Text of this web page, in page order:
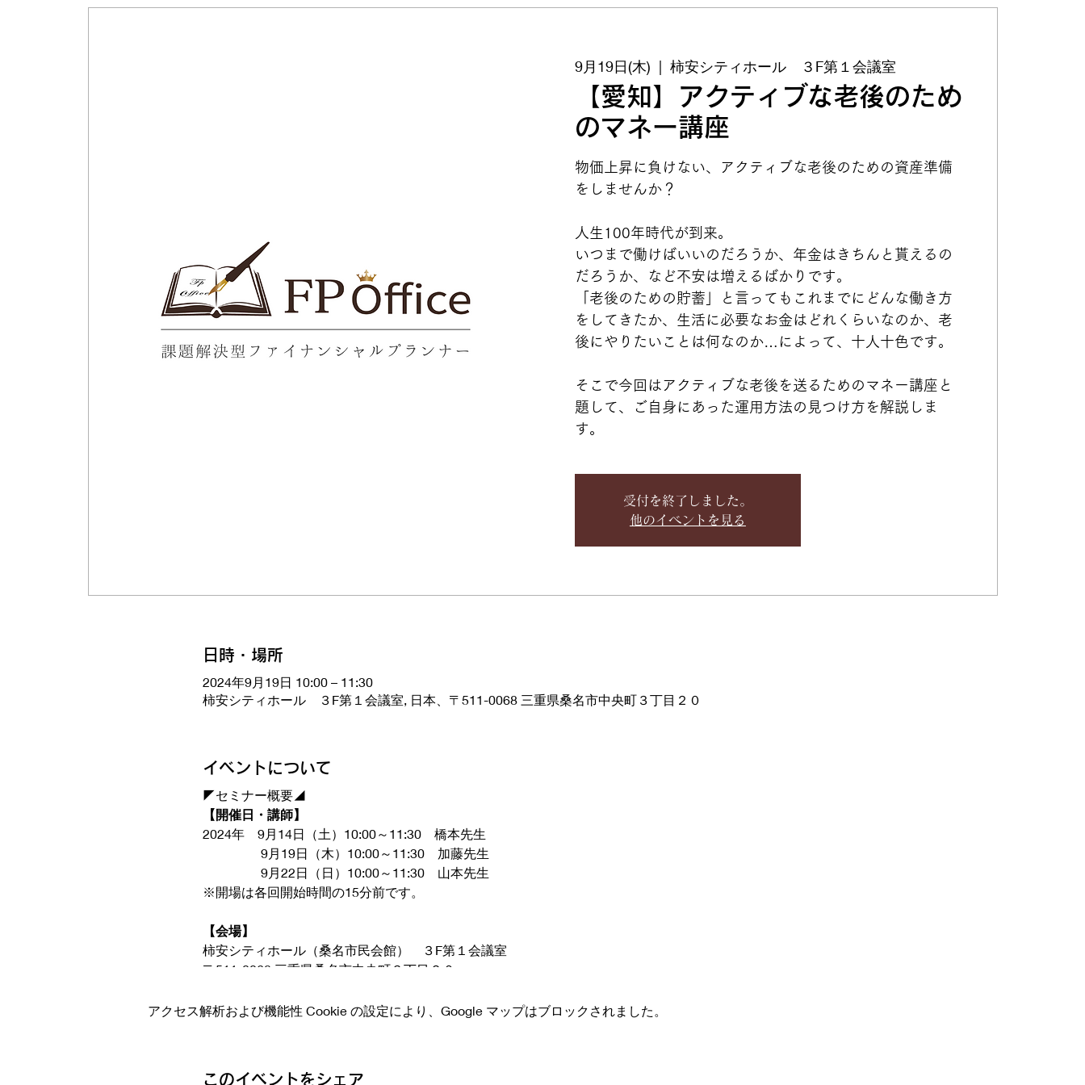
9月19日(木)
  |
柿安シティホール ３F第１会議室
【愛知】アクティブな老後のため
のマネー講座
物価上昇に負けない、アクティブな老後のための資産準備
をしませんか？
人生100年時代が到来。
いつまで働けばいいのだろうか、年金はきちんと貰えるの
だろうか、など不安は増えるばかりです。
「老後のための貯蓄」と言ってもこれまでにどんな働き方
をしてきたか、生活に必要なお金はどれくらいなのか、老
後にやりたいことは何なのか…によって、十人十色です。
そこで今回はアクティブな老後を送るためのマネー講座と
題して、ご自身にあった運用方法の見つけ方を解説しま
す。
受付を終了しました。
他のイベントを見る
日時・場所
2024年9月19日 10:00 – 11:30
柿安シティホール ３F第１会議室, 日本、〒511-0068 三重県桑名市中央町３丁目２０
イベントについて
◤セミナー概要◢
【開催日・講師】
2024年 9月14日（土）10:00～11:30 橋本先生
9月19日（木）10:00～11:30 加藤先生
9月22日（日）10:00～11:30 山本先生
※開場は各回開始時間の15分前です。
【会場】
柿安シティホール（桑名市民会館） ３F第１会議室
〒511-0068 三重県桑名市中央町３丁目２０
【参加費】
アクセス解析および機能性 Cookie の設定により、Google マップはブロックされました。
このイベントをシェア